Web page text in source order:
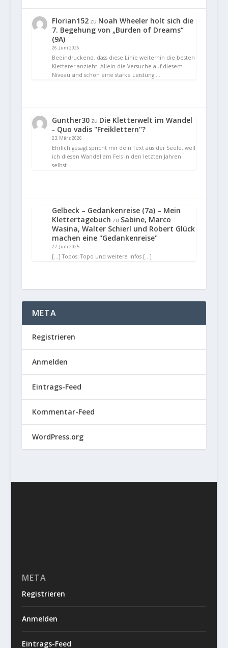
Florian152zu Noah Wheeler holt sich die
7. Begehung von „Burden of Dreams“
(9A)
26. Juni 2026
Beeindruckend, dass diese Linie weiterhin die besten
Kletterer anzieht. Allein die Versuche auf diesem
Niveau sind schon eine starke Leistung.…
Gunther30zu Die Kletterwelt im Wandel
- Quo vadis "Freiklettern"?
23. März 2026
Ehrlich gesagt spricht mir dein Text aus der Seele, weil
ich diesen Wandel am Fels in den letzten Jahren
selbst…
Gelbeck – Gedankenreise (7a) – Mein
Klettertagebuch zu Sabine, Marco
Wasina, Walter Schierl und Robert Glück
machen eine "Gedankenreise"
27. Juni 2025
[…] Topos: Topo und weitere Infos […]
META
Registrieren
Anmelden
Eintrags-Feed
Kommentar-Feed
WordPress.org
META
Registrieren
Anmelden
Eintrags-Feed